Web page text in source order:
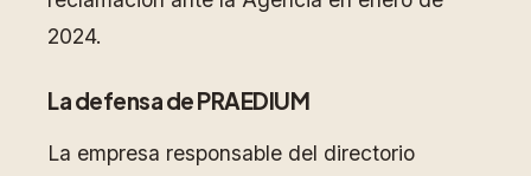
2024.
La defensa de PRAEDIUM
La empresa responsable del directorio